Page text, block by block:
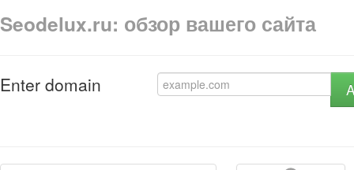
Seodelux.ru: обзор вашего сайта
Enter domain